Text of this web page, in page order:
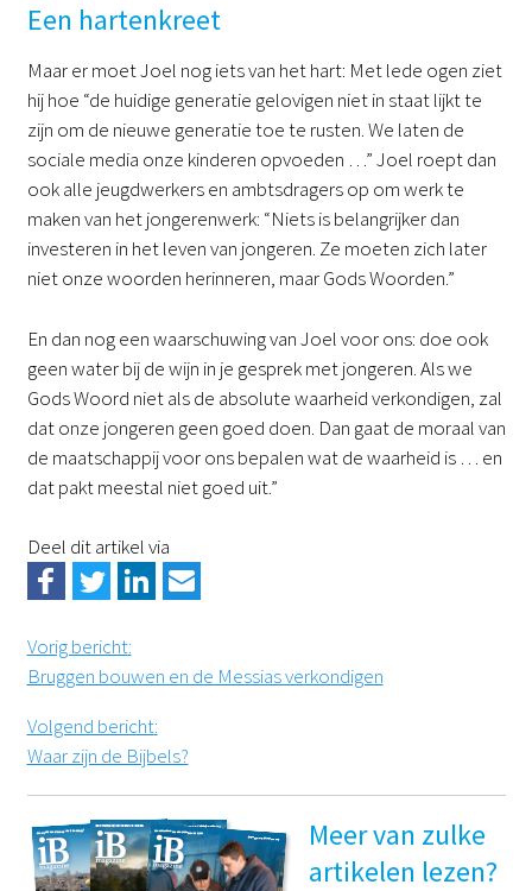
Een hartenkreet
Maar er moet Joel nog iets van het hart: Met lede ogen ziet
hij hoe “de huidige generatie gelovigen niet in staat lijkt te
zijn om de nieuwe generatie toe te rusten. We laten de
sociale media onze kinderen opvoeden …” Joel roept dan
ook alle jeugdwerkers en ambtsdragers op om werk te
maken van het jongerenwerk: “Niets is belangrijker dan
investeren in het leven van jongeren. Ze moeten zich later
niet onze woorden herinneren, maar Gods Woorden.”
En dan nog een waarschuwing van Joel voor ons: doe ook
geen water bij de wijn in je gesprek met jongeren. Als we
Gods Woord niet als de absolute waarheid verkondigen, zal
dat onze jongeren geen goed doen. Dan gaat de moraal van
de maatschappij voor ons bepalen wat de waarheid is … en
dat pakt meestal niet goed uit.”
Deel dit artikel via
Vorig bericht:
Bruggen bouwen en de Messias verkondigen
Volgend bericht:
Waar zijn de Bijbels?
Meer van zulke
artikelen lezen?